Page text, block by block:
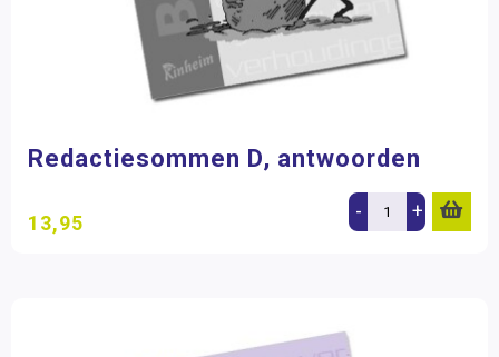
Redactiesommen D, antwoorden
13,95 - +